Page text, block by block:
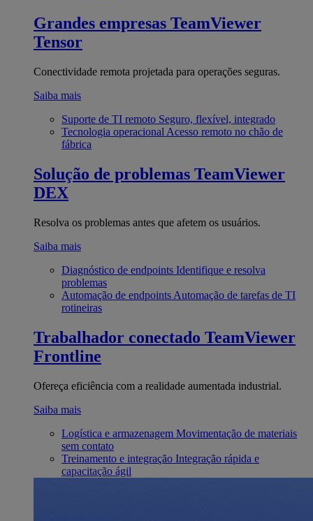
Grandes empresas TeamViewer
Tensor
Conectividade remota projetada para operações seguras.
Saiba mais
Suporte de TI remoto Seguro, flexível, integrado
Tecnologia operacional Acesso remoto no chão de
fábrica
Solução de problemas TeamViewer
DEX
Resolva os problemas antes que afetem os usuários.
Saiba mais
Diagnóstico de endpoints Identifique e resolva
problemas
Automação de endpoints Automação de tarefas de TI
rotineiras
Trabalhador conectado TeamViewer
Frontline
Ofereça eficiência com a realidade aumentada industrial.
Saiba mais
Logística e armazenagem Movimentação de materiais
sem contato
Treinamento e integração Integração rápida e
capacitação ágil